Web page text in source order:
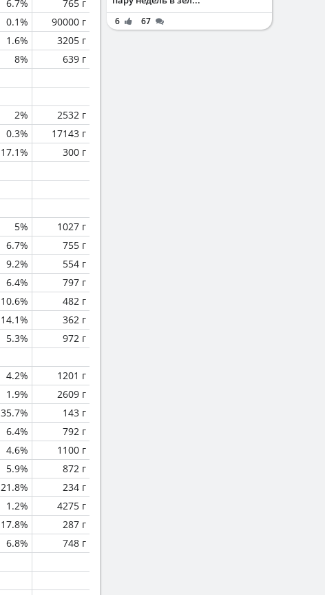
6.7%
765 г
0.1%
90000 г
1.6%
3205 г
8%
639 г
2%
2532 г
0.3%
17143 г
17.1%
300 г
5%
1027 г
6.7%
755 г
9.2%
554 г
6.4%
797 г
10.6%
482 г
14.1%
362 г
5.3% 972 г
4.2%
1201 г
1.9%
2609 г
35.7%
143 г
6.4%
792 г
4.6%
1100 г
5.9%
872 г
21.8%
234 г
1.2%
4275 г
17.8%
287 г
6.8% 748 г
6 67